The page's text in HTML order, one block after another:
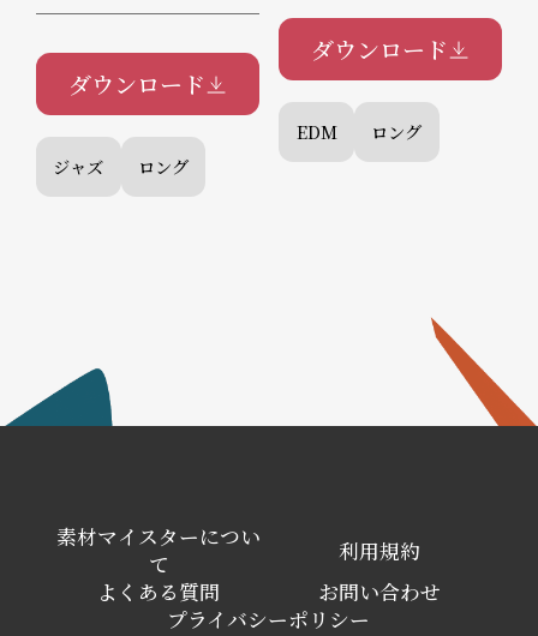
ダウンロード
ジャズ ロング
ダウンロード
EDM ロング
素材マイスターについ
て
利用規約
よくある質問
お問い合わせ
プライバシーポリシー